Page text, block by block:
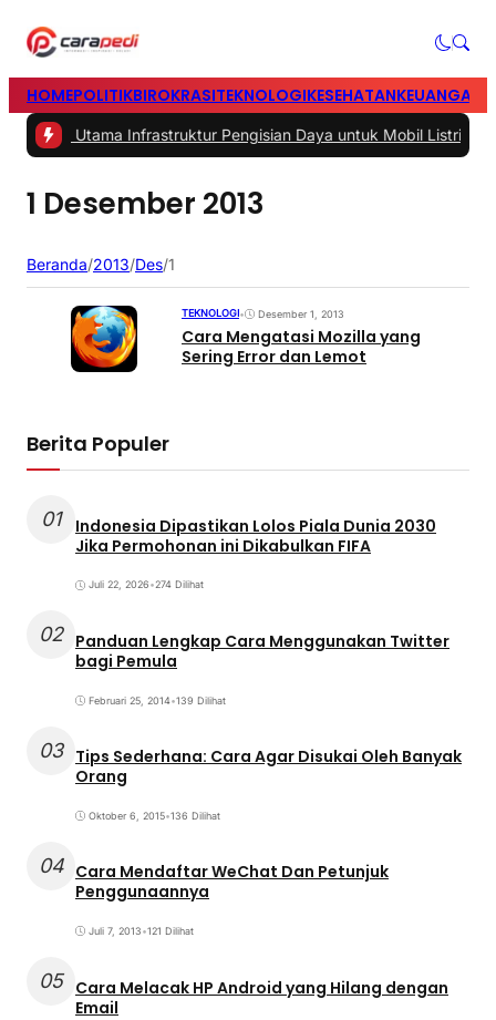
HOMEPOLITIKBIROKRASITEKNOLOGIKESEHATANKEUANGAN
Utama Infrastruktur Pengisian Daya untuk Mobil Listrik
1 Desember 2013
Beranda/2013/Des/1
TEKNOLOGI• Desember 1, 2013
Cara Mengatasi Mozilla yang
Sering Error dan Lemot
Berita Populer
01
Indonesia Dipastikan Lolos Piala Dunia 2030
Jika Permohonan ini Dikabulkan FIFA
Juli 22, 2026•274 Dilihat
02 Panduan Lengkap Cara Menggunakan Twitter
bagi Pemula
Februari 25, 2014•139 Dilihat
03 Tips Sederhana: Cara Agar Disukai Oleh Banyak
Orang
Oktober 6, 2015•136 Dilihat
04 Cara Mendaftar WeChat Dan Petunjuk
Penggunaannya
Juli 7, 2013•121 Dilihat
05 Cara Melacak HP Android yang Hilang dengan
Email